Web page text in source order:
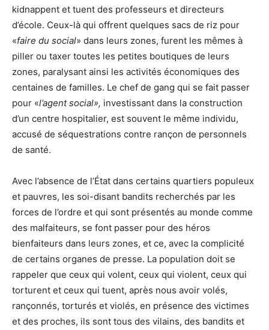
kidnappent et tuent des professeurs et directeurs
d’école. Ceux-là qui offrent quelques sacs de riz pour
«faire du social» dans leurs zones, furent les mêmes à
piller ou taxer toutes les petites boutiques de leurs
zones, paralysant ainsi les activités économiques des
centaines de familles. Le chef de gang qui se fait passer
pour «l’agent social», investissant dans la construction
d’un centre hospitalier, est souvent le même individu,
accusé de séquestrations contre rançon de personnels
de santé.
Avec l’absence de l’État dans certains quartiers populeux
et pauvres, les soi-disant bandits recherchés par les
forces de l’ordre et qui sont présentés au monde comme
des malfaiteurs, se font passer pour des héros
bienfaiteurs dans leurs zones, et ce, avec la complicité
de certains organes de presse. La population doit se
rappeler que ceux qui volent, ceux qui violent, ceux qui
torturent et ceux qui tuent, après nous avoir volés,
rançonnés, torturés et violés, en présence des victimes
et des proches, ils sont tous des vilains, des bandits et